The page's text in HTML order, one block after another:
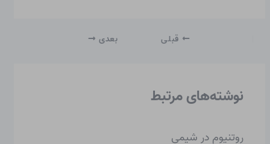
قبلی بعدی
نوشته‌های مرتبط
روتنیوم در شیمی